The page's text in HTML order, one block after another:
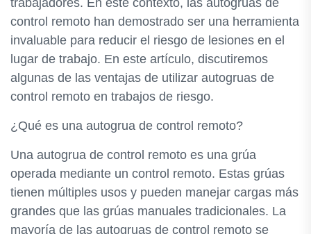
trabajadores. En este contexto, las autogruas de
control remoto han demostrado ser una herramienta
invaluable para reducir el riesgo de lesiones en el
lugar de trabajo. En este artículo, discutiremos
algunas de las ventajas de utilizar autogruas de
control remoto en trabajos de riesgo.
¿Qué es una autogrua de control remoto?
Una autogrua de control remoto es una grúa
operada mediante un control remoto. Estas grúas
tienen múltiples usos y pueden manejar cargas más
grandes que las grúas manuales tradicionales. La
mayoría de las autogruas de control remoto se